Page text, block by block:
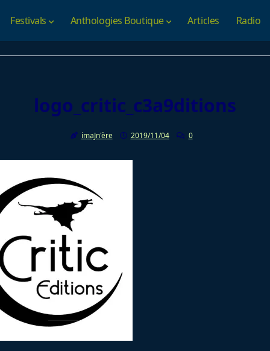
Festivals Anthologies Boutique Articles Radio
logo_critic_c3a9ditions
imaJn'ère 2019/11/04 0